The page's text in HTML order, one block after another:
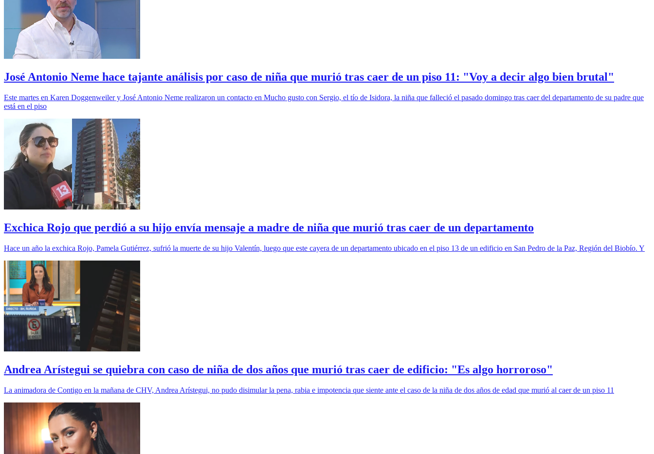
José Antonio Neme hace tajante análisis por caso de niña que murió tras caer de un piso 11: "Voy a decir algo bien brutal"
Este martes en Karen Doggenweiler y José Antonio Neme realizaron un contacto en Mucho gusto con Sergio, el tío de Isidora, la niña que falleció el pasado domingo tras caer del departamento de su padre que
está en el piso
Exchica Rojo que perdió a su hijo envía mensaje a madre de niña que murió tras caer de un departamento
Hace un año la exchica Rojo, Pamela Gutiérrez, sufrió la muerte de su hijo Valentín, luego que este cayera de un departamento ubicado en el piso 13 de un edificio en San Pedro de la Paz, Región del Biobío. Y
Andrea Arístegui se quiebra con caso de niña de dos años que murió tras caer de edificio: "Es algo horroroso"
La animadora de Contigo en la mañana de CHV, Andrea Arístegui, no pudo disimular la pena, rabia e impotencia que siente ante el caso de la niña de dos años de edad que murió al caer de un piso 11